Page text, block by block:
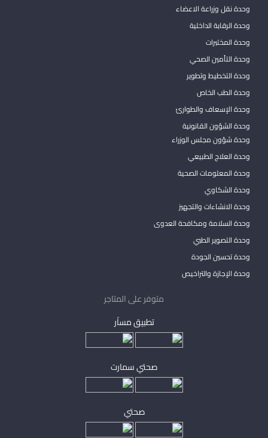
وحدة نقل وزراعة الاعضاء
وحدة الرقابة الداخلية
وحدة المختبرات
وحدة التأمين الصحي
وحدة التخطيط وتطوير
وحدة الطب الخاص
وحدة الإسعاف والطوارئ
وحدة الشؤون القانونية
وحدة شؤون مجلس الوزراء
وحدة العلاج الطبيعي
وحدة المعلومات الصحية
وحدة الشكاوي
وحدة الانشاءات والتجهيز
وحدة السلامة ومكافحة العدوى
وحدة التصوير الطبي
وحدة تحسين الجودة
وحدة الإجازة والتراخيص
متوفر على المتاجر
تطبيق مساْر
صحتي سمارت
صحتي